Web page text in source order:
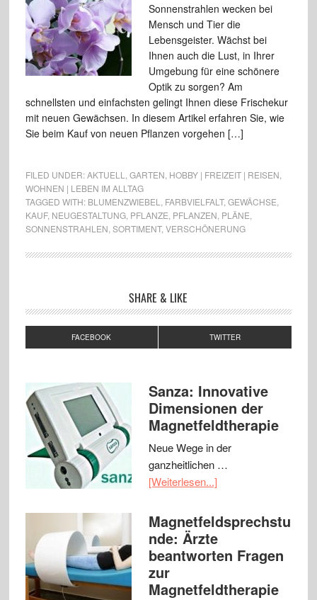
Sonnenstrahlen wecken bei
Mensch und Tier die
Lebensgeister. Wächst bei
Ihnen auch die Lust, in Ihrer
Umgebung für eine schönere
Optik zu sorgen? Am
schnellsten und einfachsten gelingt Ihnen diese Frischekur
mit neuen Gewächsen. In diesem Artikel erfahren Sie, wie
Sie beim Kauf von neuen Pflanzen vorgehen […]
FILED UNDER:AKTUELL GARTEN HOBBY | FREIZEIT | REISEN
WOHNEN | LEBEN IM ALLTAG
TAGGED WITH: BLUMENZWIEBEL FARBVIELFALT, GEWÄCHSE
KAUF, NEUGESTALTUNG, PFLANZE PFLANZEN PLÄNE
SONNENSTRAHLEN SORTIMENT, VERSCHÖNERUNG
SHARE & LIKE
FACEBOOK TWITTER
Sanza: Innovative
Dimensionen der
Magnetfeldtherapie
Neue Wege in der
ganzheitlichen …
[Weiterlesen...]
Magnetfeldsprechstu
nde: Ärzte
beantworten Fragen
zur
Magnetfeldtherapie